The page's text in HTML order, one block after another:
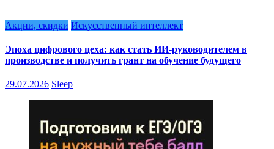
Акции, скидки Искусственный интеллект
Эпоха цифрового цеха: как стать ИИ-руководителем в
производстве и получить грант на обучение будущего
29.07.2026 Sleep